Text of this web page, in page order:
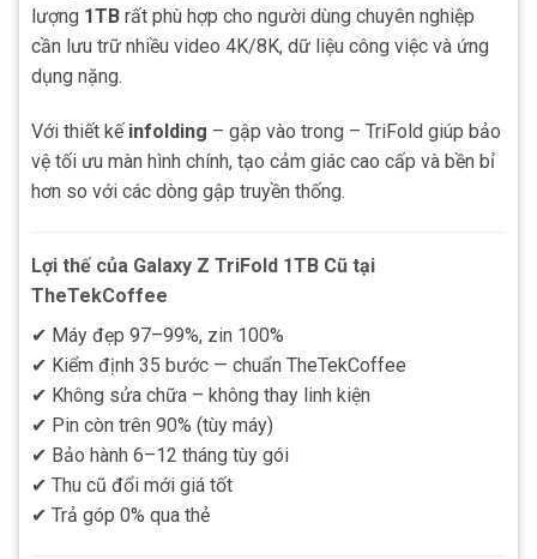
lượng 1TB rất phù hợp cho người dùng chuyên nghiệp
cần lưu trữ nhiều video 4K/8K, dữ liệu công việc và ứng
dụng nặng.
Với thiết kế infolding – gập vào trong – TriFold giúp bảo
vệ tối ưu màn hình chính, tạo cảm giác cao cấp và bền bỉ
hơn so với các dòng gập truyền thống.
Lợi thế của Galaxy Z TriFold 1TB Cũ tại
TheTekCoffee
✔ Máy đẹp 97–99%, zin 100%
✔ Kiểm định 35 bước — chuẩn TheTekCoffee
✔ Không sửa chữa – không thay linh kiện
✔ Pin còn trên 90% (tùy máy)
✔ Bảo hành 6–12 tháng tùy gói
✔ Thu cũ đổi mới giá tốt
✔ Trả góp 0% qua thẻ